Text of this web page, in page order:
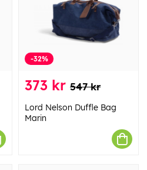
-32%
373 kr 547 kr
Lord Nelson Duffle Bag
Marin